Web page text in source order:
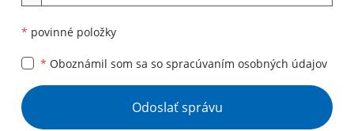
* povinné položky
* Oboznámil som sa so spracúvaním osobných údajov
Google reCaptcha Response
Odoslať správu